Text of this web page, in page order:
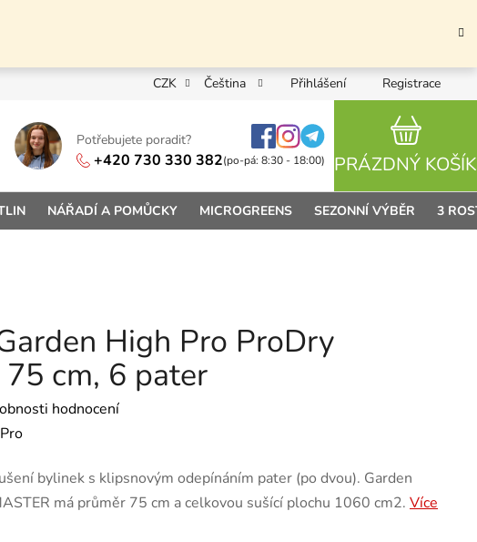
CZK Čeština Přihlášení Registrace
Potřebujete poradit?
+420 730 330 382(po-pá: 8:30 - 18:00) PRÁZDNÝ KOŠÍK
NÁŘADÍ A POMŮCKY MICROGREENS SEZONNÍ VÝBĚR 3
High Pro ProDry
cm, 6 pater
je 0,0 z 5 hvězdiček.
hodnocení
bylinek s klipsnovým odepínáním pater (po dvou). Garden
má průměr 75 cm a celkovou sušící plochu 1060 cm2. Více